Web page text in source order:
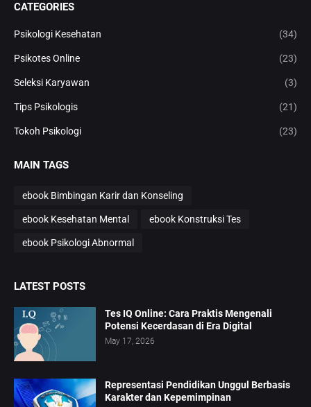
CATEGORIES
Psikologi Kesehatan (34)
Psikotes Online (23)
Seleksi Karyawan (3)
Tips Psikologis (21)
Tokoh Psikologi (23)
MAIN TAGS
ebook Bimbingan Karir dan Konseling
ebook Kesehatan Mental ebook Konstruksi Tes
ebook Psikologi Abnormal
LATEST POSTS
Tes IQ Online: Cara Praktis Mengenali
Potensi Kecerdasan di Era Digital
May 17, 2026
Representasi Pendidikan Unggul Berbasis
Karakter dan Kepemimpinan